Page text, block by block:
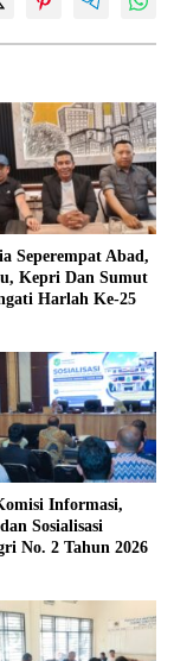
Seperempat Abad,
Kepri Dan Sumut
Harlah Ke-25
Informasi,
Sosialisasi
No. 2 Tahun 2026